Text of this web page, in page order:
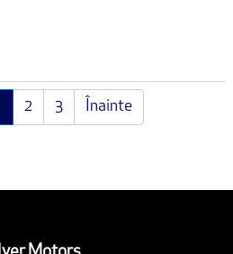
2 3 Înainte